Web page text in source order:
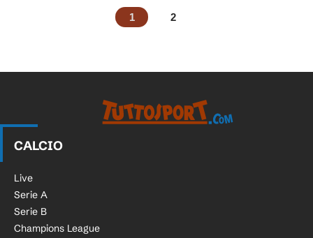
1 2
CALCIO
Live
Serie A
Serie B
Champions League